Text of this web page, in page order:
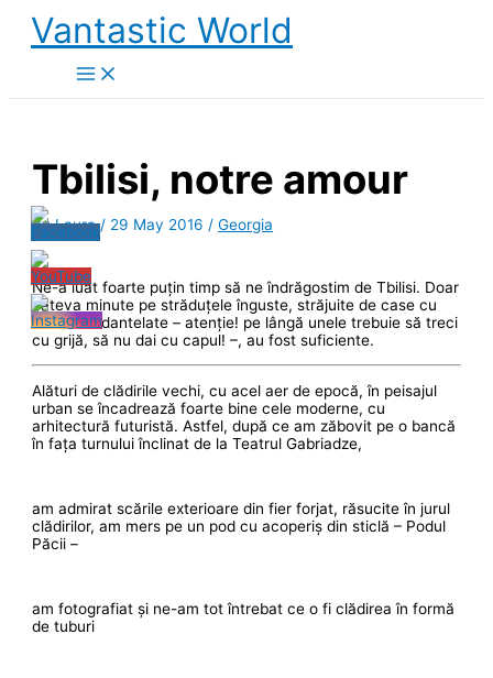
Skip
content
Vantastic World
Tbilisi, notre amour
ByLaura/ 29 May 2016 /Georgia
Ne-a luat foarte puțin timp să ne îndrăgostim de Tbilisi. Doar
câteva minute pe străduțele înguste, străjuite de case cu
balcoane dantelate – atenție! pe lângă unele trebuie să treci
cu grijă, să nu dai cu capul! –, au fost suficiente.
Alături de clădirile vechi, cu acel aer de epocă, în peisajul
urban se încadrează foarte bine cele moderne, cu
arhitectură futuristă. Astfel, după ce am zăbovit pe o bancă
în fața turnului înclinat de la Teatrul Gabriadze,
am admirat scările exterioare din fier forjat, răsucite în jurul
clădirilor, am mers pe un pod cu acoperiș din sticlă – Podul
Păcii –
am fotografiat și ne-am tot întrebat ce o fi clădirea în formă
de tuburi